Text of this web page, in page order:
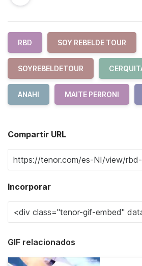
RBD SOY REBELDE TOUR
SOYREBELDETOUR
ANAHI MAITE PERRONI
Compartir URL
Incorporar
GIF relacionados